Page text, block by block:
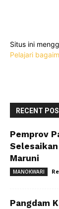
Situs ini
Pelajari
RECENT
Pemprov
Maruni
MANOKWARI
Pangdam